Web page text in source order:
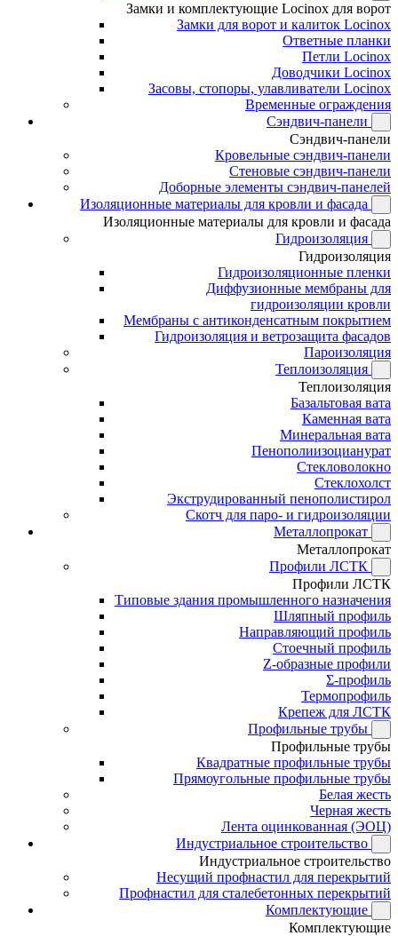
Замки и комплектующие Locinox для ворот
Замки для ворот и калиток Locinox
Ответные планки
Петли Locinox
Доводчики Locinox
Засовы, стопоры, улавливатели Locinox
Временные ограждения
Сэндвич-панели
Сэндвич-панели
Кровельные сэндвич-панели
Стеновые сэндвич-панели
Доборные элементы сэндвич-панелей
Изоляционные материалы для кровли и фасада
Изоляционные материалы для кровли и фасада
Гидроизоляция
Гидроизоляция
Гидроизоляционные пленки
Диффузионные мембраны для
гидроизоляции кровли
Мембраны с антиконденсатным покрытием
Гидроизоляция и ветрозащита фасадов
Пароизоляция
Теплоизоляция
Теплоизоляция
Базальтовая вата
Каменная вата
Минеральная вата
Пенополиизоцианурат
Стекловолокно
Стеклохолст
Экструдированный пенополистирол
Скотч для паро- и гидроизоляции
Металлопрокат
Металлопрокат
Профили ЛСТК
Профили ЛСТК
Типовые здания промышленного назначения
Шляпный профиль
Направляющий профиль
Стоечный профиль
Z-образные профили
Σ-профиль
Термопрофиль
Крепеж для ЛСТК
Профильные трубы
Профильные трубы
Квадратные профильные трубы
Прямоугольные профильные трубы
Белая жесть
Черная жесть
Лента оцинкованная (ЭОЦ)
Индустриальное строительство
Индустриальное строительство
Несущий профнастил для перекрытий
Профнастил для сталебетонных перекрытий
Комплектующие
Комплектующие